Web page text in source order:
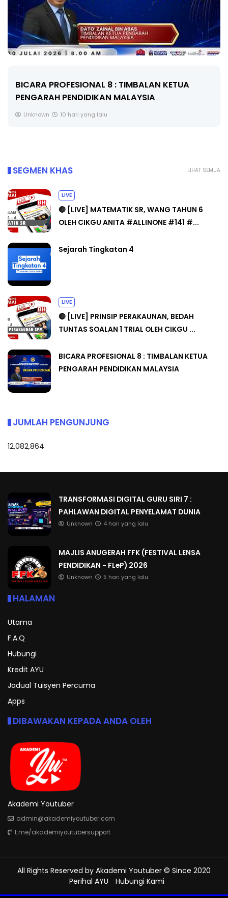
BICARA PROFESIONAL 8 : TIMBALAN KETUA
PENGARAH PENDIDIKAN MALAYSIA
Unknown 10 hari yang lalu
LIHAT SEMUA
SEGMEN KHAS
LIVE
🔴 [LIVE] MATEMATIK SR, WANG TAHUN 6
OLEH CIKGU ANITA #ALLINONE #141 #...
Sejarah Tingkatan 4
LIVE
🔴 [LIVE] PRINSIP PERAKAUNAN, BEDAH
TUNTAS SOALAN 1 TRIAL OLEH CIKGU ...
BICARA PROFESIONAL 8 : TIMBALAN KETUA
PENGARAH PENDIDIKAN MALAYSIA
JUMLAH PENGUNJUNG
12,082,864
TRANSFORMASI DIGITAL GURU SIRI 7 :
PAHLAWAN DIGITAL PENYELAMAT DUNIA
Unknown 4 hari yang lalu
MAJLIS ANUGERAH FFK (FESTIVAL LENSA
PENDIDIKAN - FLeP) 2026
Unknown 5 hari yang lalu
HALAMAN
Utama
F.A.Q
Hubungi
Kredit AYU
Jadual Tuisyen Percuma
Apps
DIBAWAKAN KEPADA ANDA OLEH
Akademi Youtuber
admin@akademiyoutuber.com
t.me/akademiyoutubersupport
All Rights Reserved by Akademi Youtuber © Since 2020
Perihal AYU
Hubungi Kami